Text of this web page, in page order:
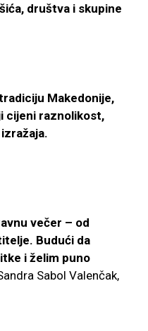
društva i skupine
Makedonije,
cijeni raznolikost,
večer – od
Budući da
i želim puno
Sabol Valenčak,